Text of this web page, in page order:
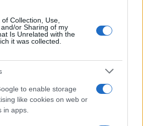
Collection, Use,
or Sharing of my
Is Unrelated with the
it was collected.
to enable storage
like cookies on web or
in apps.